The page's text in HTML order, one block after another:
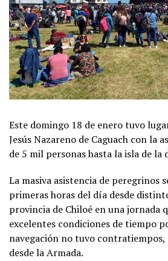
Este domingo 18 de enero tuvo
Jesús Nazareno de Caguach con la
de 5 mil personas hasta la isla de la
La masiva asistencia de peregrinos
primeras horas del día desde
provincia de Chiloé en una jornada
excelentes condiciones de tiempo
navegación no tuvo
desde la Armada.